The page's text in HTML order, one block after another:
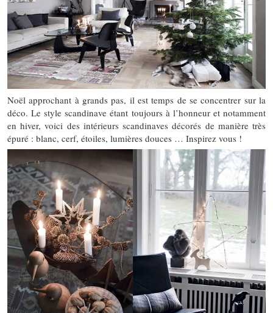
Noël approchant à grands pas, il est temps de se concentrer sur la
déco. Le style scandinave étant toujours à l’honneur et notamment
en hiver, voici des intérieurs scandinaves décorés de manière très
épuré : blanc, cerf, étoiles, lumières douces … Inspirez vous !